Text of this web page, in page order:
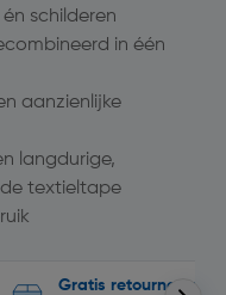
schilderen
in één
aanzienlijke
langdurige,
textieltape
Gratis retourneren